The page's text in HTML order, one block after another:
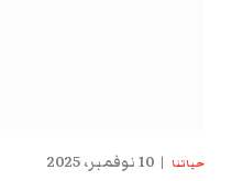
حياتنا 10 نوفمبر، 2025